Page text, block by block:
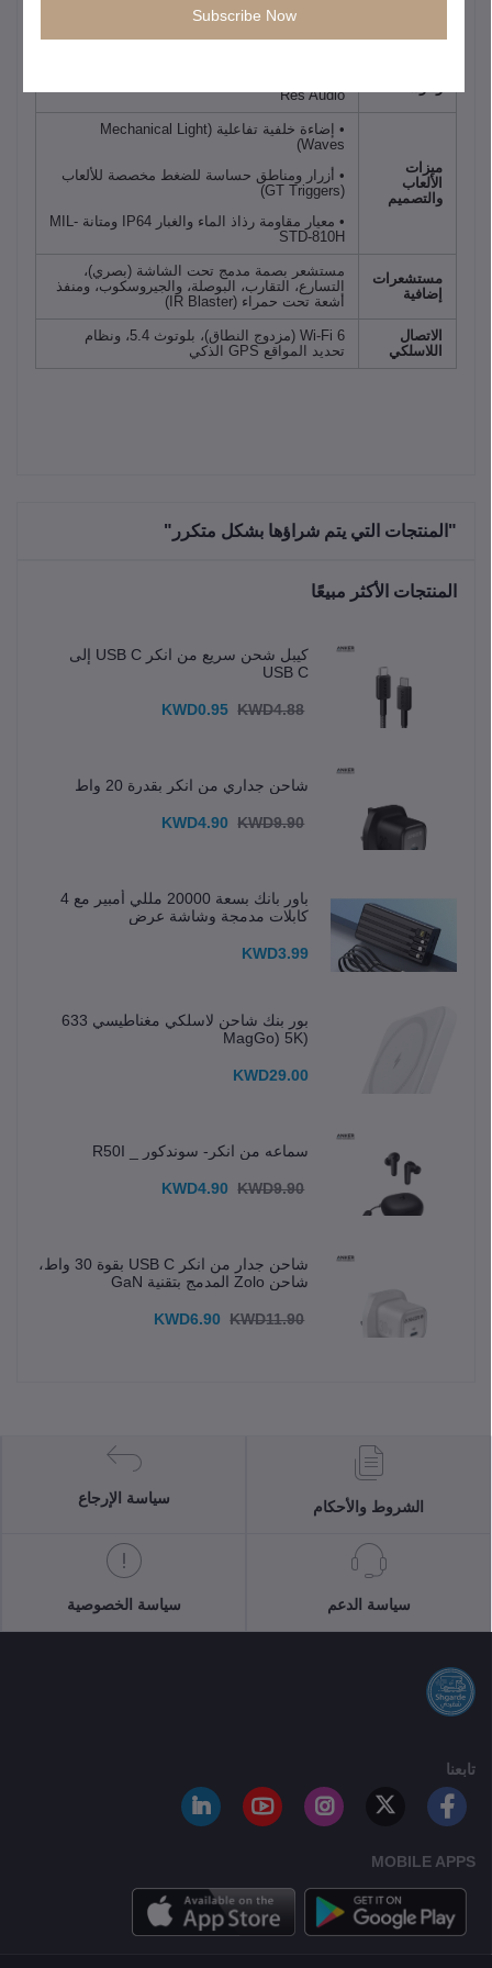
Res Audio
ميزات
الألعاب
والتصميم
• إضاءة خلفية تفاعلية (Mechanical Light
Waves)
• أزرار ومناطق حساسة للضغط مخصصة للألعاب
(GT Triggers)
• معيار مقاومة رذاذ الماء والغبار IP64 ومتانة MIL-
STD-810H
مستشعرات
إضافية
مستشعر بصمة مدمج تحت الشاشة (بصري)،
التسارع، التقارب، البوصلة، والجيروسكوب، ومنفذ
أشعة تحت حمراء (IR Blaster)
الاتصال
اللاسلكي
Wi-Fi 6 (مزدوج النطاق)، بلوتوث 5.4، ونظام
تحديد المواقع GPS الذكي
"المنتجات التي يتم شراؤها بشكل متكرر"
المنتجات الأكثر مبيعًا
كيبل شحن سريع من انكر USB C إلى
USB C
KWD0.95 KWD4.88
شاحن جداري من انكر بقدرة 20 واط
KWD4.90 KWD9.90
باور بانك بسعة 20000 مللي أمبير مع 4
كابلات مدمجة وشاشة عرض
KWD3.99
بور بنك شاحن لاسلكي مغناطيسي 633
(MagGo) 5K
KWD29.00
سماعه من انكر- سوندكور _ R50I
KWD4.90 KWD9.90
شاحن جدار من انكر USB C بقوة 30 واط،
شاحن Zolo المدمج بتقنية GaN
KWD6.90 KWD11.90
الشروط والأحكام
سياسة الإرجاع
سياسة الدعم سياسة الخصوصية
تابعنا
MOBILE APPS
Subscribe Now